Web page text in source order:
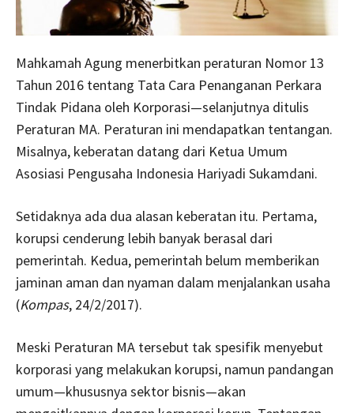
Mahkamah Agung menerbitkan peraturan Nomor 13
Tahun 2016 tentang Tata Cara Penanganan Perkara
Tindak Pidana oleh Korporasi—selanjutnya ditulis
Peraturan MA. Peraturan ini mendapatkan tentangan.
Misalnya, keberatan datang dari Ketua Umum
Asosiasi Pengusaha Indonesia Hariyadi Sukamdani.
Setidaknya ada dua alasan keberatan itu. Pertama,
korupsi cenderung lebih banyak berasal dari
pemerintah. Kedua, pemerintah belum memberikan
jaminan aman dan nyaman dalam menjalankan usaha
(Kompas, 24/2/2017).
Meski Peraturan MA tersebut tak spesifik menyebut
korporasi yang melakukan korupsi, namun pandangan
umum—khususnya sektor bisnis—akan